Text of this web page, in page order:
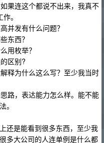
果连这个都说不出来，我真不
。
并发有什么问题？
东西？
用枚举？
区别?
释为什么这么写？至少我当时
路，表达能力怎么样。能不能
。
还是能看到很多东西，至少我
多大公司的人连单例是什么都